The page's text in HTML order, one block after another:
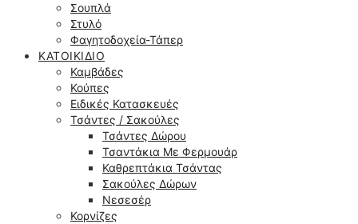
Σουπλά
Στυλό
Φαγητοδοχεία-Τάπερ
ΚΑΤΟΙΚΊΔΙΟ
Καμβάδες
Κούπες
Ειδικές Κατασκευές
Τσάντες / Σακούλες
Τσάντες Δώρου
Τσαντάκια Με Φερμουάρ
Καθρεπτάκια Τσάντας
Σακούλες Δώρων
Νεσεσέρ
Κορνίζες